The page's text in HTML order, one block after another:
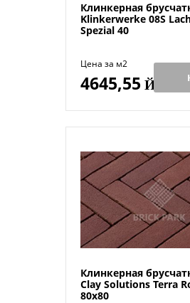
Клинкерная
Klinkerwerke 08S
Spezial 40
Цена за м2
4645,55 Й
Клинкерная
Clay Solutions Terra
80x80